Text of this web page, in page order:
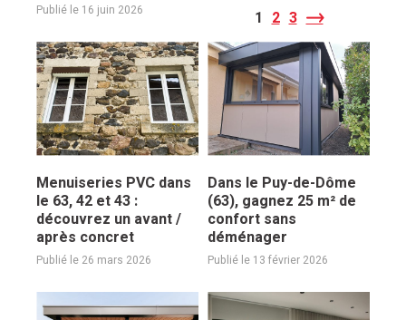
Publié le 16 juin 2026
Menuiseries PVC dans
le 63, 42 et 43 :
découvrez un avant /
après concret
Publié le 26 mars 2026
Dans le Puy-de-Dôme
(63), gagnez 25 m² de
confort sans
déménager
Publié le 13 février 2026
1 2 3